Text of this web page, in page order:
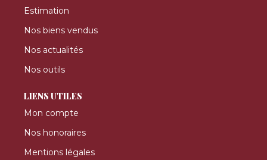
Estimation
Nos biens vendus
Nos actualités
Nos outils
LIENS UTILES
Mon compte
Nos honoraires
Mentions légales